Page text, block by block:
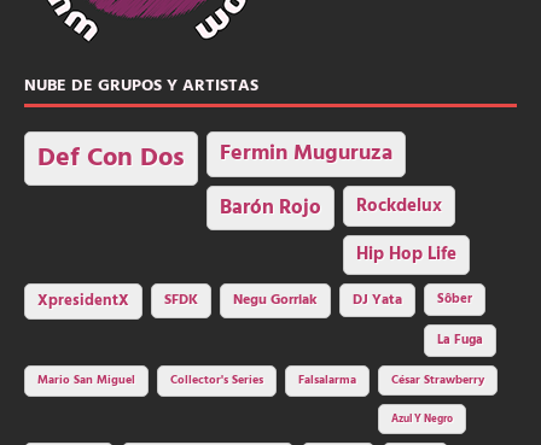
NUBE DE GRUPOS Y ARTISTAS
Def Con Dos Fermin Muguruza
Barón Rojo Rockdelux
Hip Hop Life
XpresidentX SFDK Negu Gorriak DJ Yata
Sôber
La Fuga
Mario San Miguel
Collector's Series Falsalarma César Strawberry
Azul Y Negro